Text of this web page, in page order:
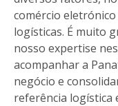
comércio
logísticas. É muito
nosso expertise
acompanhar a
negócio e
referência logística